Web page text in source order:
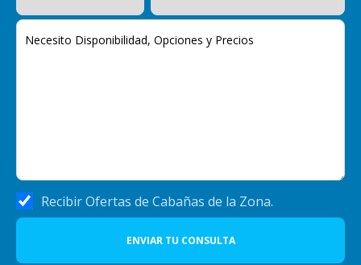
Recibir Ofertas de Cabañas de la Zona.
ENVIAR TU CONSULTA